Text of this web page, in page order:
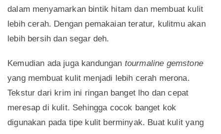
dalam menyamarkan bintik hitam dan membuat kulit
lebih cerah. Dengan pemakaian teratur, kulitmu akan
lebih bersih dan segar deh.
Kemudian ada juga kandungan tourmaline gemstone
yang membuat kulit menjadi lebih cerah merona.
Tekstur dari krim ini ringan banget lho dan cepat
meresap di kulit. Sehingga cocok banget kok
digunakan pada tipe kulit berminyak. Buat kulit yang